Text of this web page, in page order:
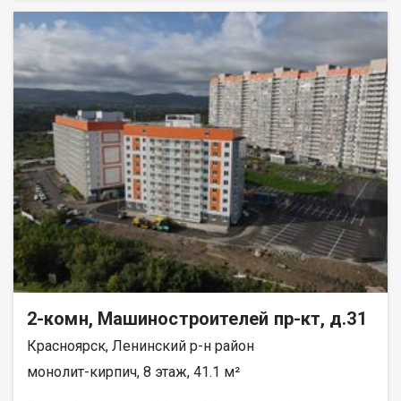
доступность до других районов города. Близость знаковых
мест отдыха, досуга и развлечений - заповедник «Столбы»,
Фанпарк «Бобровый лог» и парк флоры и фауны «Роев ручей».
Благоустроенная набережная протяженностью 1450 метров
вдоль реки Енисей и 500 метров вдоль реки Базаиха с
организованными спусками к воде и остановкой речного
пассажирского транспорта возле ледовой арены. Сеть
пешеходных и велосипедно-роликовых дорожек по всему
району. Бесшумные современные лифты. Наземные
автостоянки на 175 и 297 машино-мест.
2-комн, Машиностроителей пр-кт, д.31
Красноярск, Ленинский р-н район
монолит-кирпич, 8 этаж, 41.1 м²